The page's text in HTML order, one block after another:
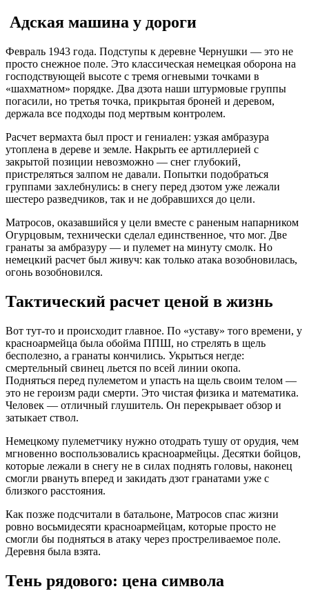
Адская машина у дороги
Февраль 1943 года. Подступы к деревне Чернушки — это не
просто снежное поле. Это классическая немецкая оборона на
господствующей высоте с тремя огневыми точками в
«шахматном» порядке. Два дзота наши штурмовые группы
погасили, но третья точка, прикрытая броней и деревом,
держала все подходы под мертвым контролем.
Расчет вермахта был прост и гениален: узкая амбразура
утоплена в дереве и земле. Накрыть ее артиллерией с
закрытой позиции невозможно — снег глубокий,
пристреляться залпом не давали. Попытки подобраться
группами захлебнулись: в снегу перед дзотом уже лежали
шестеро разведчиков, так и не добравшихся до цели.
Матросов, оказавшийся у цели вместе с раненым напарником
Огурцовым, технически сделал единственное, что мог. Две
гранаты за амбразуру — и пулемет на минуту смолк. Но
немецкий расчет был живуч: как только атака возобновилась,
огонь возобновился.
Тактический расчет ценой в жизнь
Вот тут-то и происходит главное. По «уставу» того времени, у
красноармейца была обойма ППШ, но стрелять в щель
бесполезно, а гранаты кончились. Укрыться негде:
смертельный свинец льется по всей линии окопа.
Подняться перед пулеметом и упасть на щель своим телом —
это не героизм ради смерти. Это чистая физика и математика.
Человек — отличный глушитель. Он перекрывает обзор и
затыкает ствол.
Немецкому пулеметчику нужно отодрать тушу от орудия, чем
мгновенно воспользовались красноармейцы. Десятки бойцов,
которые лежали в снегу не в силах поднять головы, наконец
смогли рвануть вперед и закидать дзот гранатами уже с
близкого расстояния.
Как позже подсчитали в батальоне, Матросов спас жизни
ровно восьмидесяти красноармейцам, которые просто не
смогли бы подняться в атаку через простреливаемое поле.
Деревня была взята.
Тень рядового: цена символа